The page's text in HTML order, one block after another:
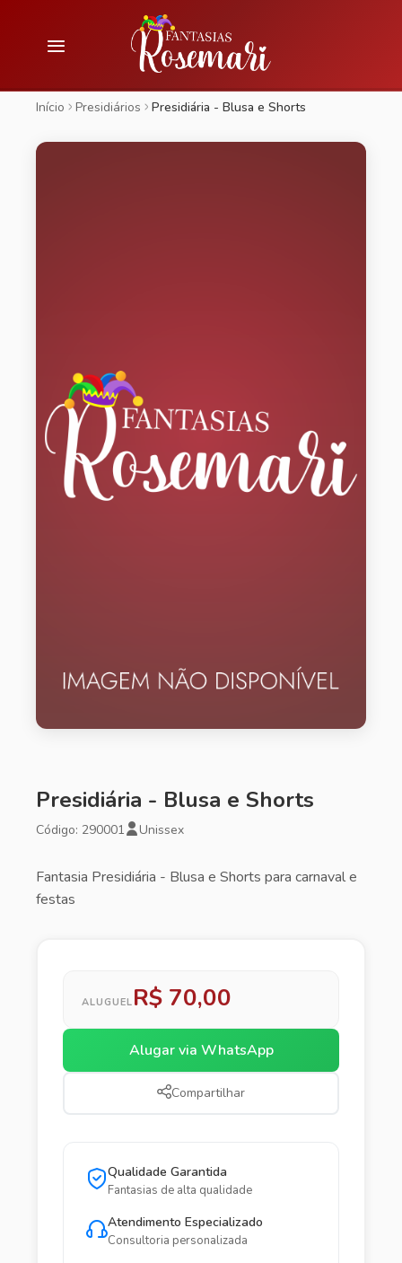
Início Presidiários Presidiária - Blusa e Shorts
Presidiária - Blusa e Shorts
Código: 290001 Unissex
Fantasia Presidiária - Blusa e Shorts para carnaval e
festas
ALUGUEL R$ 70,00
Alugar via WhatsApp
Compartilhar
Qualidade Garantida
Fantasias de alta qualidade
Atendimento Especializado
Consultoria personalizada